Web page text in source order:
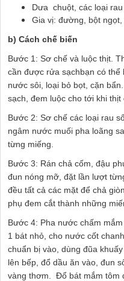
Dưa chuột, các loại rau
Gia vị: đường, bột ngọt,
b) Cách chế biến
Bước 1: Sơ chế và luộc thịt.
cần được rửa sạchbạn có thể
nước sôi, loại bỏ bọt, cặn
sạch, đem luộc cho tới khi thịt
Bước 2: Sơ chế các loại rau
ngâm nước muối pha loãng
từng miếng.
Bước 3: Rán chả cốm, đậu
đun nóng mỡ, đặt lần lượt
đều tất cả các mặt để chả
phụ đem cắt thành những
Bước 4: Pha nước chấm
1 bát nhỏ, cho nước cốt
chuẩn bị vào, dùng đũa
lên bếp, đổ dầu ăn vào, đun
vàng thơm. Đổ bát mắm tôm